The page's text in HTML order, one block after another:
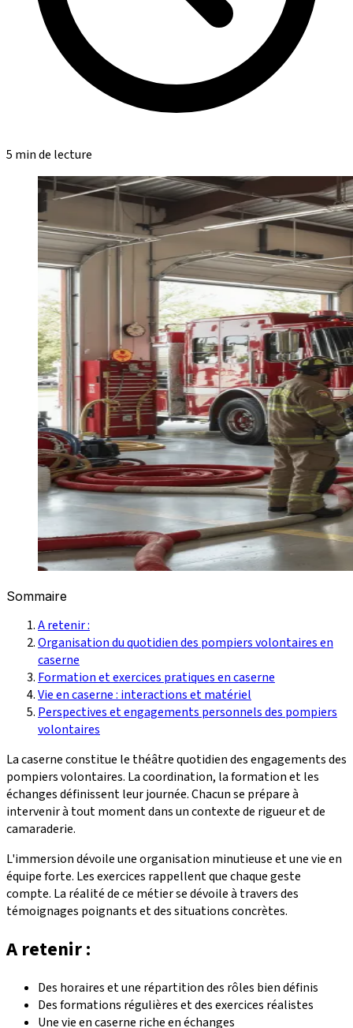
5 min de lecture
Sommaire
A retenir :
Organisation du quotidien des pompiers volontaires en
caserne
Formation et exercices pratiques en caserne
Vie en caserne : interactions et matériel
Perspectives et engagements personnels des pompiers
volontaires
La caserne constitue le théâtre quotidien des engagements des
pompiers volontaires. La coordination, la formation et les
échanges définissent leur journée. Chacun se prépare à
intervenir à tout moment dans un contexte de rigueur et de
camaraderie.
L'immersion dévoile une organisation minutieuse et une vie en
équipe forte. Les exercices rappellent que chaque geste
compte. La réalité de ce métier se dévoile à travers des
témoignages poignants et des situations concrètes.
A retenir :
Des horaires et une répartition des rôles bien définis
Des formations régulières et des exercices réalistes
Une vie en caserne riche en échanges